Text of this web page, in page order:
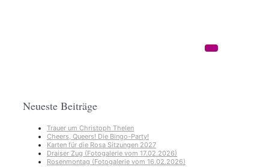
Neueste Beiträge
Trauer um Christoph Thelen
Cheers, Queers! Die Bingo-Party!
Karten für die Rosa Sitzungen 2027
Draiser Zug (Fotogalerie vom 17.02.2026)
Rosenmontag (Fotogalerie vom 16.02.2026)